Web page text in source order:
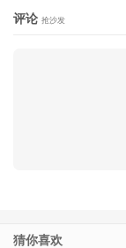
评论 抢沙发
猜你喜欢